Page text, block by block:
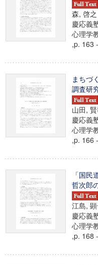
森, 啓之
慶応義
心理学
,p. 163
まちづ
調査研
山田, 賢
慶応義
心理学
,p. 166
「国
哲次郎
江島,
慶応義
心理学
,p. 168